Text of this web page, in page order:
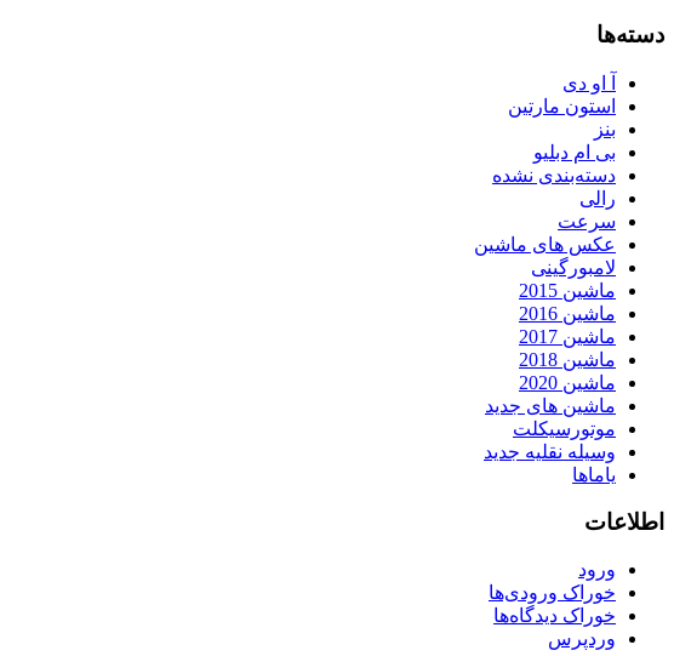
دسته‌ها
آ او دی
استون مارتین
بنز
بی ام دبلیو
دسته‌بندی نشده
رالی
سرعت
عکس های ماشین
لامبورگینی
ماشین 2015
ماشین 2016
ماشین 2017
ماشین 2018
ماشین 2020
ماشین های جدید
موتورسیکلت
وسیله نقلیه جدید
یاماها
اطلاعات
ورود
خوراک ورودی‌ها
خوراک دیدگاه‌ها
وردپرس